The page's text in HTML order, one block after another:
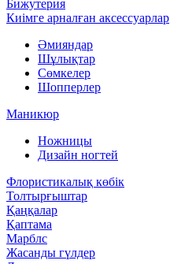
Бижутерия
Киімге арналған аксессуарлар
Әмияндар
Шұлықтар
Сөмкелер
Шопперлер
Маникюр
Ножницы
Дизайн ногтей
Флористикалық көбік
Толтырғыштар
Қаңқалар
Қаптама
Марблс
Жасанды гүлдер